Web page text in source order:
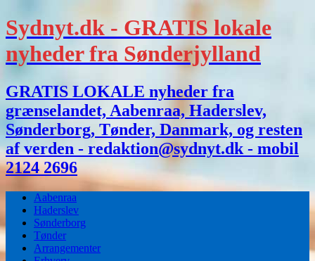
Sydnyt.dk - GRATIS lokale
nyheder fra Sønderjylland
GRATIS LOKALE nyheder fra
grænselandet, Aabenraa, Haderslev,
Sønderborg, Tønder, Danmark, og resten
af verden - redaktion@sydnyt.dk - mobil
2124 2696
Aabenraa
Haderslev
Sønderborg
Tønder
Arrangementer